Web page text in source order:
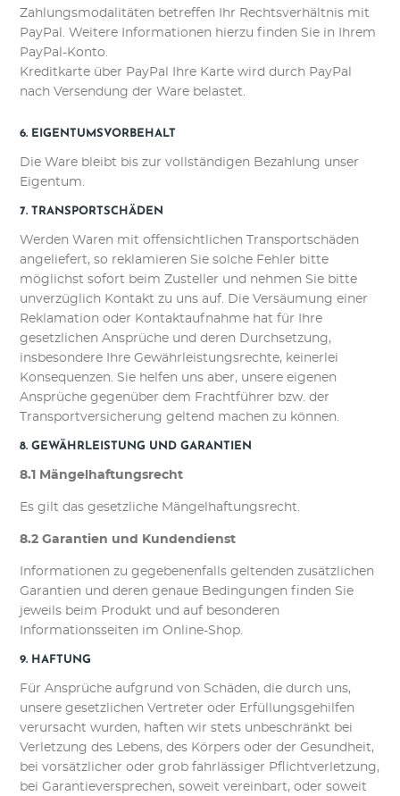
Zahlungsmodalitäten betreffen Ihr Rechtsverhältnis mit
PayPal. Weitere Informationen hierzu finden Sie in Ihrem
PayPal-Konto.
Kreditkarte über PayPal Ihre Karte wird durch PayPal
nach Versendung der Ware belastet.
6. EIGENTUMSVORBEHALT​​​​​​​
Die Ware bleibt bis zur vollständigen Bezahlung unser
Eigentum.
7. TRANSPORTSCHÄDEN​​​​​​​
Werden Waren mit offensichtlichen Transportschäden
angeliefert, so reklamieren Sie solche Fehler bitte
möglichst sofort beim Zusteller und nehmen Sie bitte
unverzüglich Kontakt zu uns auf. Die Versäumung einer
Reklamation oder Kontaktaufnahme hat für Ihre
gesetzlichen Ansprüche und deren Durchsetzung,
insbesondere Ihre Gewährleistungsrechte, keinerlei
Konsequenzen. Sie helfen uns aber, unsere eigenen
Ansprüche gegenüber dem Frachtführer bzw. der
Transportversicherung geltend machen zu können.
8. GEWÄHRLEISTUNG UND GARANTIEN​​​​​​​
8.1 Mängelhaftungsrecht
Es gilt das gesetzliche Mängelhaftungsrecht.
8.2 Garantien und Kundendienst
Informationen zu gegebenenfalls geltenden zusätzlichen
Garantien und deren genaue Bedingungen finden Sie
jeweils beim Produkt und auf besonderen
Informationsseiten im Online-Shop.
9. HAFTUNG​​​​​​​
Für Ansprüche aufgrund von Schäden, die durch uns,
unsere gesetzlichen Vertreter oder Erfüllungsgehilfen
verursacht wurden, haften wir stets unbeschränkt bei
Verletzung des Lebens, des Körpers oder der Gesundheit,
bei vorsätzlicher oder grob fahrlässiger Pflichtverletzung,
bei Garantieversprechen, soweit vereinbart, oder soweit